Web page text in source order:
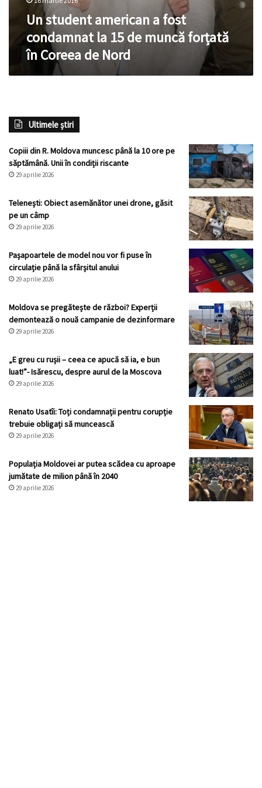
Un student american a fost
condamnat la 15 de muncă forțată
în Coreea de Nord
Ultimele știri
Copiii din R. Moldova muncesc până la 10 ore pe
săptămână. Unii în condiții riscante
29 aprilie 2026
Telenești: Obiect asemănător unei drone, găsit
pe un câmp
29 aprilie 2026
Pașapoartele de model nou vor fi puse în
circulație până la sfârșitul anului
29 aprilie 2026
Moldova se pregătește de război? Experții
demontează o nouă campanie de dezinformare
29 aprilie 2026
„E greu cu rușii – ceea ce apucă să ia, e bun
luat!”- Isărescu, despre aurul de la Moscova
29 aprilie 2026
Renato Usatîi: Toți condamnații pentru corupție
trebuie obligați să muncească
29 aprilie 2026
Populația Moldovei ar putea scădea cu aproape
jumătate de milion până în 2040
29 aprilie 2026